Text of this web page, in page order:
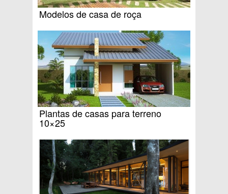
Modelos de casa de roça
Plantas de casas para terreno
10×25